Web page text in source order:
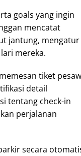
goals yang ingin
mencatat
jantung, mengatur
mereka.
tiket
detail
tentang check-in
perjalanan
secara